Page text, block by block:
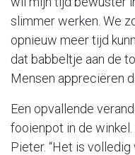
slimmer werken. We
opnieuw meer tijd
dat babbeltje aan de
Mensen appreciëren
Een opvallende
fooienpot in de winkel.
Pieter. “Het is